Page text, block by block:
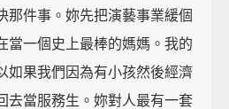
那件事。妳先把演藝事業緩個
當一個史上最棒的媽媽。我的
如果我們因為有小孩然後經濟
去當服務生。妳對人最有一套